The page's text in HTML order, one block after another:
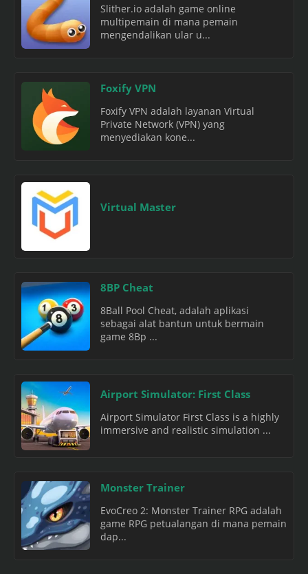
Slither.io adalah game online
multipemain di mana pemain
mengendalikan ular u...
Foxify VPN
Foxify VPN adalah layanan Virtual
Private Network (VPN) yang
menyediakan kone...
Virtual Master
8BP Cheat
8Ball Pool Cheat, adalah aplikasi
sebagai alat bantun untuk bermain
game 8Bp ...
Airport Simulator: First Class
Airport Simulator First Class is a highly
immersive and realistic simulation ...
Monster Trainer
EvoCreo 2: Monster Trainer RPG adalah
game RPG petualangan di mana pemain
dap...